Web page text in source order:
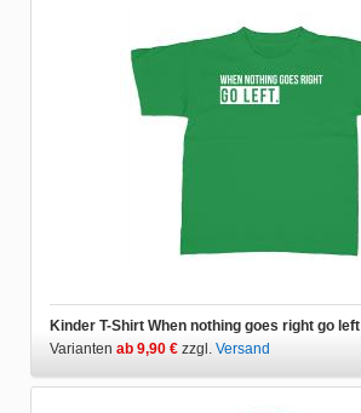
Kinder T-Shirt When nothing goes right go left
Varianten ab 9,90 € zzgl. Versand